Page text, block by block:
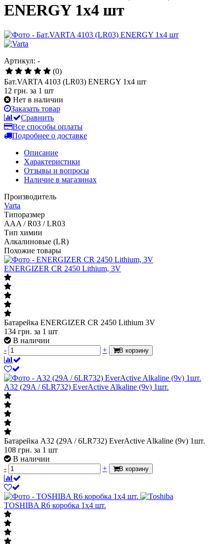
ENERGY 1х4 шт
Артикул: -
(0)
Бат.VARTA 4103 (LR03) ENERGY 1х4 шт
12 грн. за 1 шт
Нет в наличии
Заказать товар
Сравнить
Все способы оплаты
Подробнее о доставке
Описание
Характеристики
Отзывы и вопросы
Наличие в магазинах
Производитель
Varta
Типоразмер
AAA / R03 / LR03
Тип химии
Алкалиновые (LR)
Похожие товары
ENERGIZER CR 2450 Lithium, 3V
Батарейка ENERGIZER CR 2450 Lithium 3V
134 грн. за 1 шт
В наличии
-
+ В корзину
A32 (29A / 6LR732) EverActive Alkaline (9v) 1шт.
Батарейка A32 (29A / 6LR732) EverActive Alkaline (9v) 1шт.
108 грн. за 1 шт
В наличии
-
+ В корзину
TOSHIBA R6 коробка 1x4 шт.